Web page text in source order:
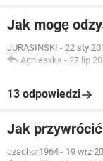
Jak mogę
JURASINSKI - 22 sty
Agniesxka - 27 lip
13 odpowiedzi
Jak
czachor1964 - 19 wrz